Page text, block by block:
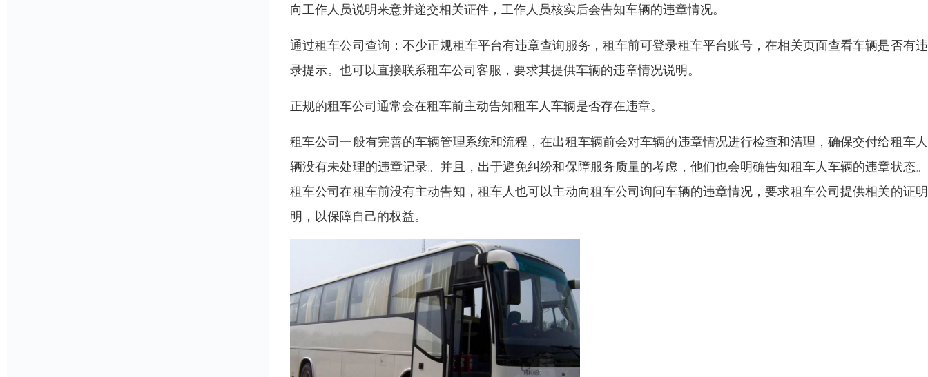
向工作人员说明来意并递交相关证件，工作人员核实后会告知车辆的违章情况。
通过租车公司查询：不少正规租车平台有违章查询服务，租车前可登录租车平台账号，在相关页面查看车辆是否有
录提示。也可以直接联系租车公司客服，要求其提供车辆的违章情况说明。
正规的租车公司通常会在租车前主动告知租车人车辆是否存在违章。
租车公司一般有完善的车辆管理系统和流程，在出租车辆前会对车辆的违章情况进行检查和清理，确保交付给租车
辆没有未处理的违章记录。并且，出于避免纠纷和保障服务质量的考虑，他们也会明确告知租车人车辆的违章状态
租车公司在租车前没有主动告知，租车人也可以主动向租车公司询问车辆的违章情况，要求租车公司提供相关的证
明，以保障自己的权益。